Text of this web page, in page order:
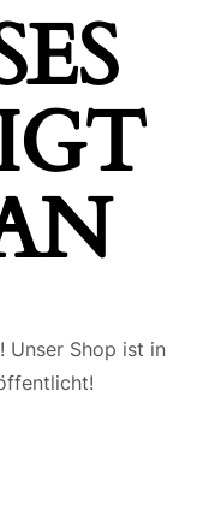
K
S
Unser Shop ist in